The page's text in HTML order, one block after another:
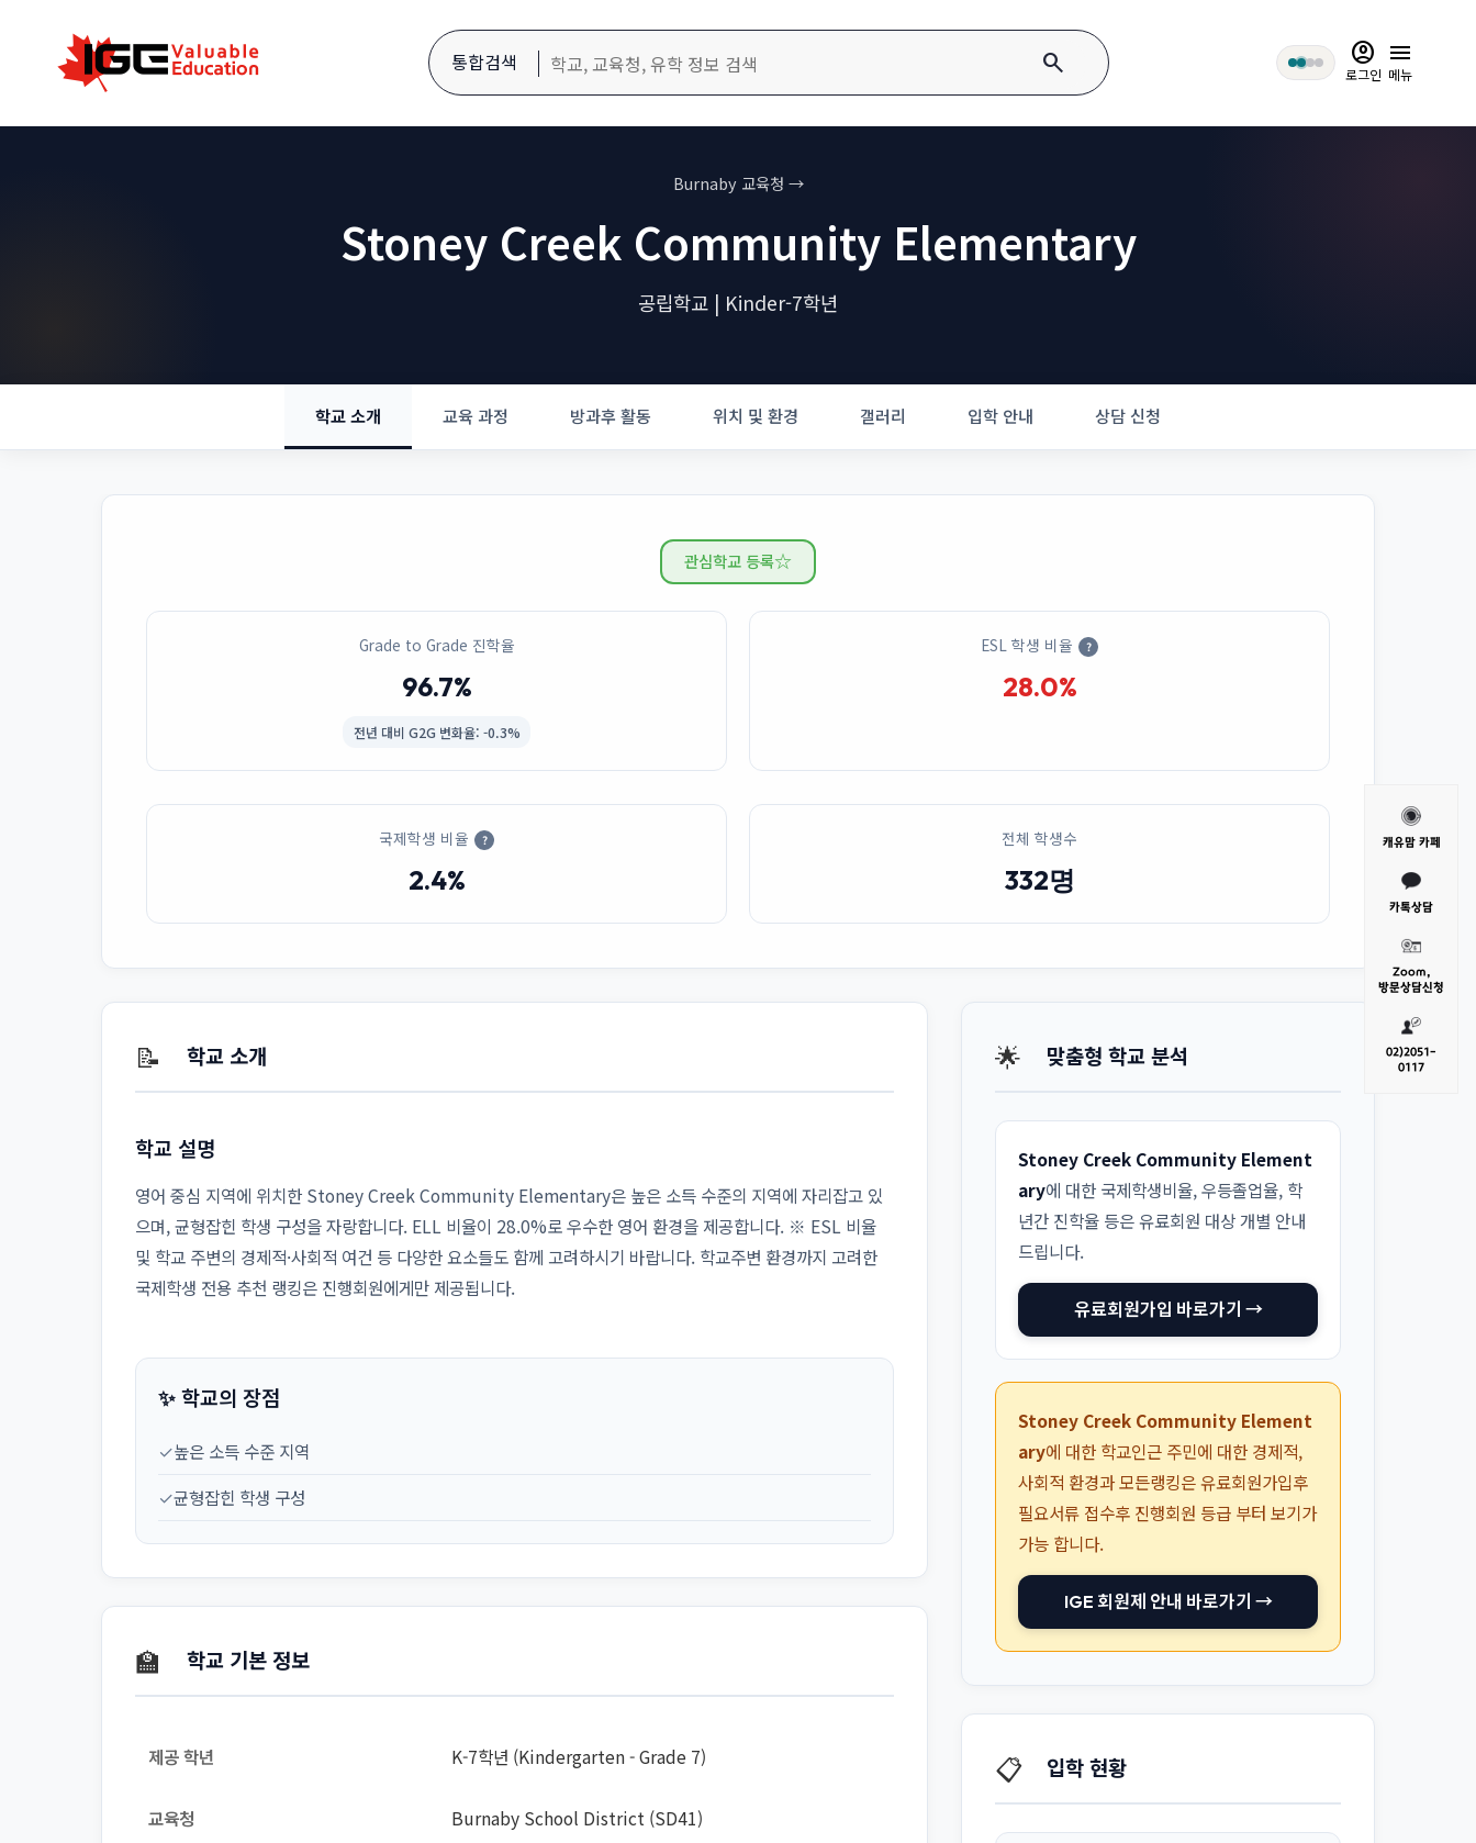
통합검색 search account_circle
로그인
menu
메뉴
Burnaby 교육청 →
Stoney Creek Community Elementary
공립학교 | Kinder-7학년
학교 소개 교육 과정 방과후 활동 위치 및 환경 갤러리 입학 안내 상담 신청
관심학교 등록☆
Grade to Grade 진학율
96.7%
전년 대비 G2G 변화율: -0.3%
ESL 학생 비율 ?
28.0%
국제학생 비율 ?
2.4%
전체 학생수
332명
📝 학교 소개
학교 설명
영어 중심 지역에 위치한 Stoney Creek Community Elementary은 높은 소득 수준의 지역에 자리잡고 있
으며, 균형잡힌 학생 구성을 자랑합니다. ELL 비율이 28.0%로 우수한 영어 환경을 제공합니다. ※ ESL 비율
및 학교 주변의 경제적·사회적 여건 등 다양한 요소들도 함께 고려하시기 바랍니다. 학교주변 환경까지 고려한
국제학생 전용 추천 랭킹은 진행회원에게만 제공됩니다.
✨ 학교의 장점
✓높은 소득 수준 지역
✓균형잡힌 학생 구성
🏫 학교 기본 정보
제공 학년 K-7학년 (Kindergarten - Grade 7)
교육청 Burnaby School District (SD41)
🌟 맞춤형 학교 분석
Stoney Creek Community Element
ary에 대한 국제학생비율, 우등졸업율, 학
년간 진학율 등은 유료회원 대상 개별 안내
드립니다.
유료회원가입 바로가기 →
Stoney Creek Community Element
ary에 대한 학교인근 주민에 대한 경제적,
사회적 환경과 모든랭킹은 유료회원가입후
필요서류 접수후 진행회원 등급 부터 보기가
가능 합니다.
IGE 회원제 안내 바로가기 →
📋 입학 현황
캐유맘 카페
카톡상담
Zoom,
방문상담신청
02)2051-
0117